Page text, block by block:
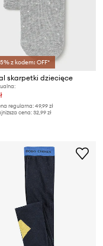
z kodem: OFF*
skarpetki dziecięce
regularna:49,99 zł
cena:32,99 zł